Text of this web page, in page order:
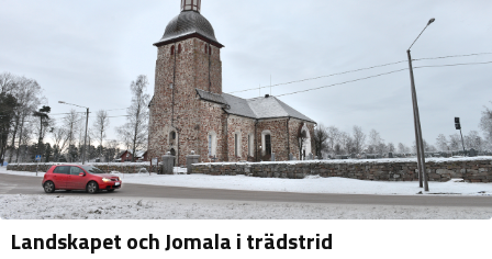
Landskapet och Jomala i trädstrid